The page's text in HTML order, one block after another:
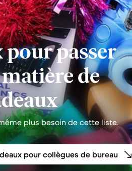
pour passer
de
plus besoin de cette liste.
pour collègues de bureau